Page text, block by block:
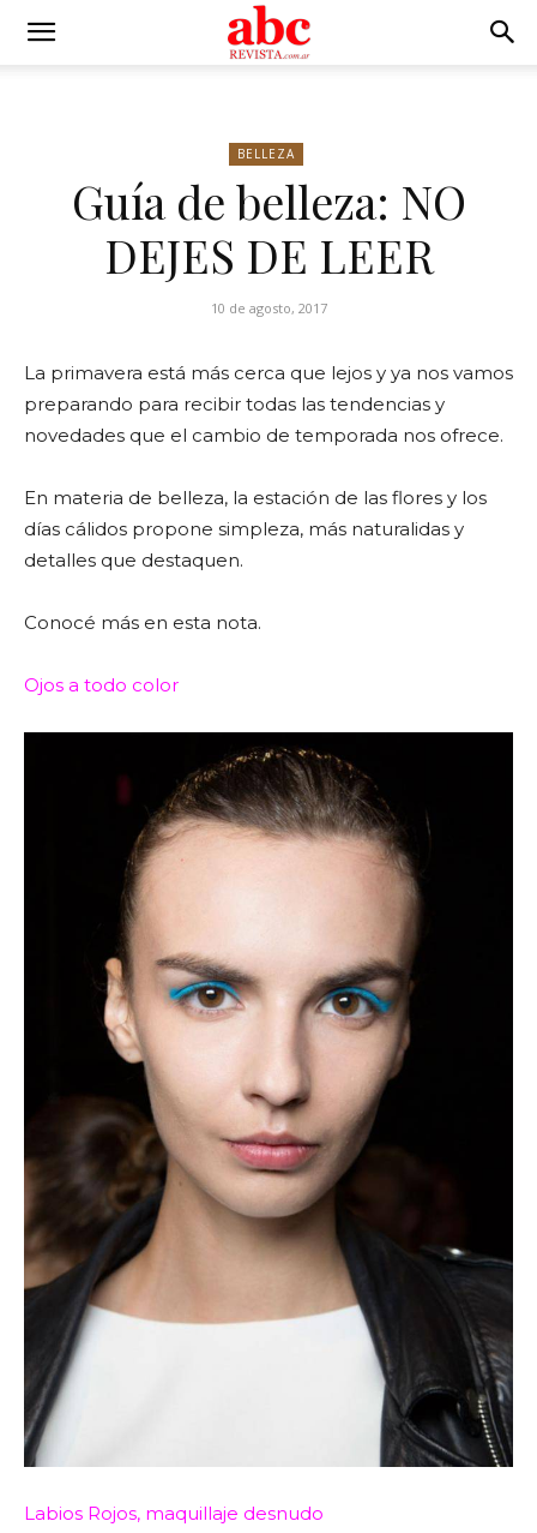
BELLEZA
Guía de belleza: NO
DEJES DE LEER
10 de agosto, 2017
La primavera está más cerca que lejos y ya nos vamos
preparando para recibir todas las tendencias y
novedades que el cambio de temporada nos ofrece.
En materia de belleza, la estación de las flores y los
días cálidos propone simpleza, más naturalidas y
detalles que destaquen.
Conocé más en esta nota.
Ojos a todo color
Labios Rojos, maquillaje desnudo